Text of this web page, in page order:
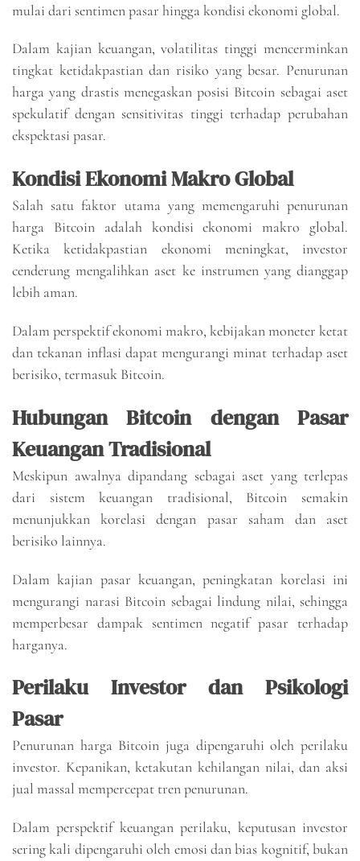
mulai dari sentimen pasar hingga kondisi ekonomi global.
Dalam kajian keuangan, volatilitas tinggi mencerminkan
tingkat ketidakpastian dan risiko yang besar. Penurunan
harga yang drastis menegaskan posisi Bitcoin sebagai aset
spekulatif dengan sensitivitas tinggi terhadap perubahan
ekspektasi pasar.
Kondisi Ekonomi Makro Global
Salah satu faktor utama yang memengaruhi penurunan
harga Bitcoin adalah kondisi ekonomi makro global.
Ketika ketidakpastian ekonomi meningkat, investor
cenderung mengalihkan aset ke instrumen yang dianggap
lebih aman.
Dalam perspektif ekonomi makro, kebijakan moneter ketat
dan tekanan inflasi dapat mengurangi minat terhadap aset
berisiko, termasuk Bitcoin.
Hubungan Bitcoin dengan Pasar
Keuangan Tradisional
Meskipun awalnya dipandang sebagai aset yang terlepas
dari sistem keuangan tradisional, Bitcoin semakin
menunjukkan korelasi dengan pasar saham dan aset
berisiko lainnya.
Dalam kajian pasar keuangan, peningkatan korelasi ini
mengurangi narasi Bitcoin sebagai lindung nilai, sehingga
memperbesar dampak sentimen negatif pasar terhadap
harganya.
Perilaku Investor dan Psikologi
Pasar
Penurunan harga Bitcoin juga dipengaruhi oleh perilaku
investor. Kepanikan, ketakutan kehilangan nilai, dan aksi
jual massal mempercepat tren penurunan.
Dalam perspektif keuangan perilaku, keputusan investor
sering kali dipengaruhi oleh emosi dan bias kognitif, bukan